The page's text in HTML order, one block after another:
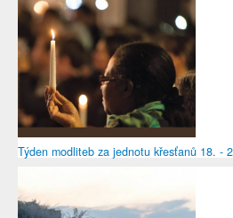
Týden modliteb za jednotu křesťanů 18. -